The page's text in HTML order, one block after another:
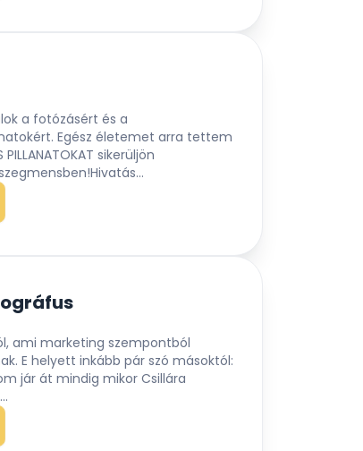
a fotózásért és a
Egész életemet arra tettem
sikerüljön
ami marketing szempontból
E helyett inkább pár szó másoktól:
jár át mindig mikor Csillára